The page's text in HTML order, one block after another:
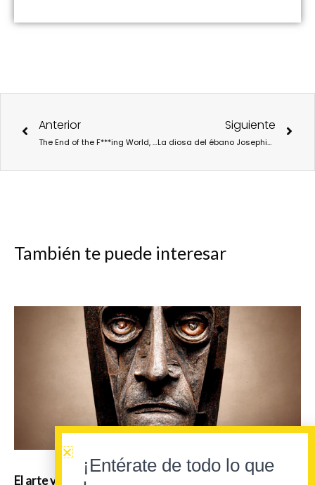
Anterior
The End of the F***ing World, la peculiar serie que ha conquistado a miles de personas.
Siguiente
La diosa del ébano Josephine Baker, entrará en El Panteón que honra a personajes imprescindibles de la historia de Francia.
También te puede interesar
El arte vasco de Patxi Xabier Lezama vuelve a New
¡Entérate de todo lo que